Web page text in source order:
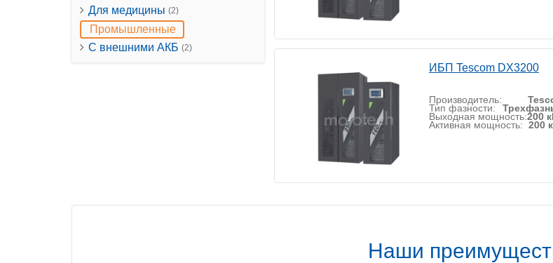
Для медицины (2)
Промышленные
С внешними АКБ (2)
ИБП Tescom DX3200
Производитель:
Тип фазности:
Выходная мощность:200
Активная мощность: 200
Наши